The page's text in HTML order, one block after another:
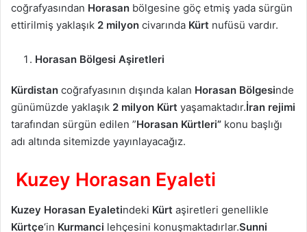
coğrafyasından Horasan bölgesine göç etmiş yada sürgün
ettirilmiş yaklaşık 2 milyon civarında Kürt nufüsü vardır.
Horasan Bölgesi Aşiretleri
Kürdistan coğrafyasının dışında kalan Horasan Bölgesinde
günümüzde yaklaşık 2 milyon Kürt yaşamaktadır.İran rejimi
tarafından sürgün edilen ”Horasan Kürtleri” konu başlığı
adı altında sitemizde yayınlayacağız.
Kuzey Horasan Eyaleti
Kuzey Horasan Eyaletindeki Kürt aşiretleri genellikle
Kürtçe‘in Kurmanci lehçesini konuşmaktadırlar.Sunni